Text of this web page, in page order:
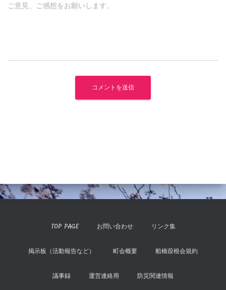
ご意見、ご感想をお願いします。
TOP PAGE お問い合わせ リンク集
掲示板（活動報告など） 町会概要 船橋葭根会規約
議事録 運営連絡用 防災関連情報